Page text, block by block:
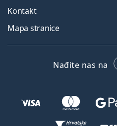
Kontakt
Mapa stranice
Nađite nas na